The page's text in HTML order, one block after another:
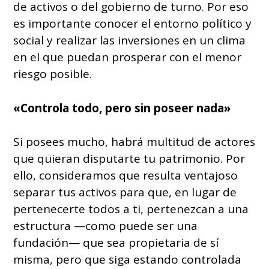
de activos o del gobierno de turno. Por eso
es importante conocer el entorno político y
social y realizar las inversiones en un clima
en el que puedan prosperar con el menor
riesgo posible.
«Controla todo, pero sin poseer nada»
Si posees mucho, habrá multitud de actores
que quieran disputarte tu patrimonio. Por
ello, consideramos que resulta ventajoso
separar tus activos para que, en lugar de
pertenecerte todos a ti, pertenezcan a una
estructura —como puede ser una
fundación— que sea propietaria de sí
misma, pero que siga estando controlada